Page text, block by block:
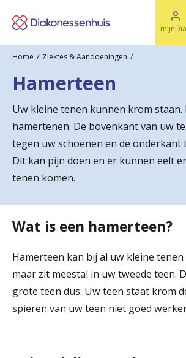
e
g
Ziektes & Aandoeningen
Uw bezoek
Spoed
Translate
Werken & Leren bij
Home Ziektes & Aandoeningen
Hamerteen
Uw kleine tenen kunnen krom staan.
hamertenen. De bovenkant van uw
tegen uw schoenen en de onderkant
Dit kan pijn doen en er kunnen eelt
tenen komen.
Wat is een hamerteen?
Hamerteen kan bij al uw kleine
maar zit meestal in uw tweede teen.
grote teen dus. Uw teen staat krom
spieren van uw teen niet goed